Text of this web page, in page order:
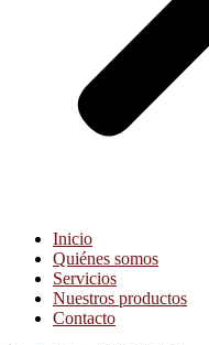
Inicio
Quiénes somos
Servicios
Nuestros productos
Contacto